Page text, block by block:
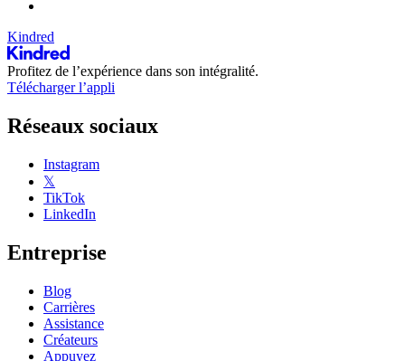
Kindred
Profitez de l’expérience dans son intégralité.
Télécharger l’appli
Réseaux sociaux
Instagram
𝕏
TikTok
LinkedIn
Entreprise
Blog
Carrières
Assistance
Créateurs
Appuyez